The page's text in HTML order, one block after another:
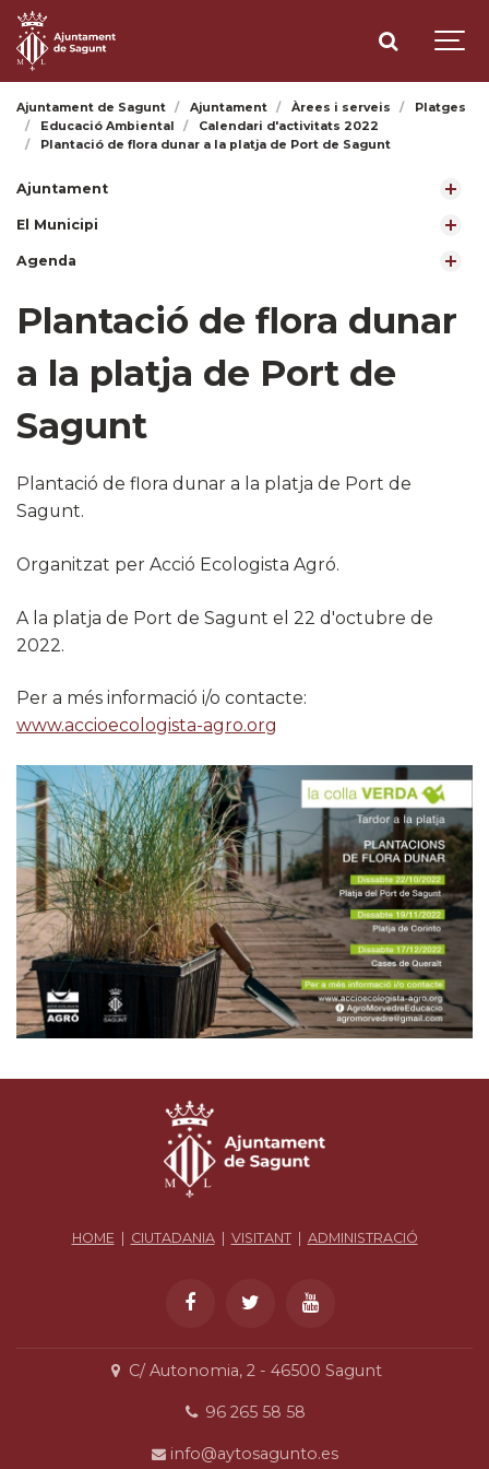
Ajuntament de Sagunt Ajuntament Àrees i serveis
Platges
Educació Ambiental
Calendari d'activitats 2022
Plantació de flora dunar a la platja de Port de Sagunt
Ajuntament
El Municipi
Agenda
Plantació de flora dunar
a la platja de Port de
Sagunt
Plantació de flora dunar a la platja de Port de
Sagunt.
Organitzat per Acció Ecologista Agró.
A la platja de Port de Sagunt el 22 d'octubre de
2022.
Per a més informació i/o contacte:
www.accioecologista-agro.org
HOME CIUTADANIA| VISITANT| ADMINISTRACIÓ
C/ Autonomia, 2 - 46500 Sagunt
96 265 58 58
info@aytosagunto.es